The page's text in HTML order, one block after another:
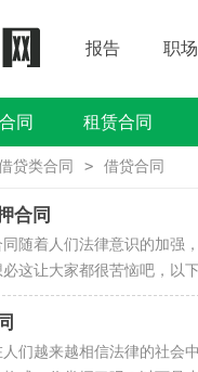
报告 职
买卖类合同
同 租赁合同
贷类合同 > 借贷合同
合同
随着人们法律意识的加强
这让大家都很苦恼吧，以
们越来越相信法律的社会